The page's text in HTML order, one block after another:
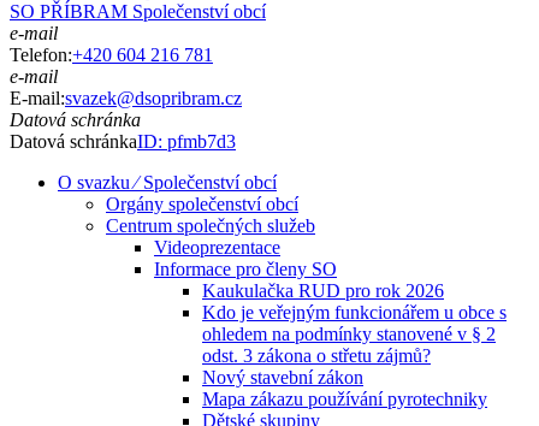
SO PŘÍBRAM Společenství obcí
e-mail
Telefon:+420 604 216 781
e-mail
E-mail:svazek@dsopribram.cz
Datová schránka
Datová schránkaID: pfmb7d3
O svazku ⁄ Společenství obcí
Orgány společenství obcí
Centrum společných služeb
Videoprezentace
Informace pro členy SO
Kaukulačka RUD pro rok 2026
Kdo je veřejným funkcionářem u obce s
ohledem na podmínky stanovené v § 2
odst. 3 zákona o střetu zájmů?
Nový stavební zákon
Mapa zákazu používání pyrotechniky
Dětské skupiny